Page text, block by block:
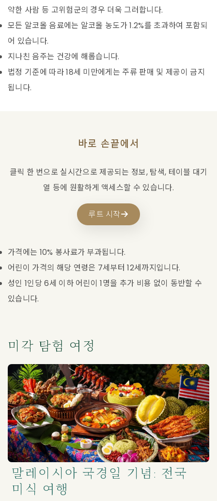
약한 사람 등 고위험군의 경우 더욱 그러합니다.
모든 알코올 음료에는 알코올 농도가 1.2%를 초과하여 포함되
어 있습니다.
지나친 음주는 건강에 해롭습니다.
법정 기준에 따라 18세 미만에게는 주류 판매 및 제공이 금지
됩니다.
바로 손끝에서
클릭 한 번으로 실시간으로 제공되는 정보, 탐색, 테이블 대기
열 등에 원활하게 액세스할 수 있습니다.
루트 시작
가격에는 10% 봉사료가 부과됩니다.
어린이 가격의 해당 연령은 7세부터 12세까지입니다.
성인 1인당 6세 이하 어린이 1명을 추가 비용 없이 동반할 수
있습니다.
미각 탐험 여정
말레이시아 국경일 기념: 전국
미식 여행